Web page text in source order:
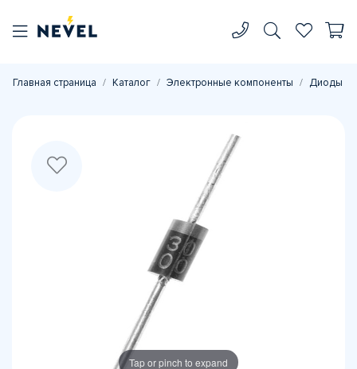
Главная страница Каталог Электронные компоненты Диоды
Tap or pinch to expand